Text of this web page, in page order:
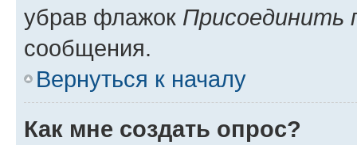
убрав флажок Присоединить
сообщения.
Вернуться к началу
Как мне создать опрос?